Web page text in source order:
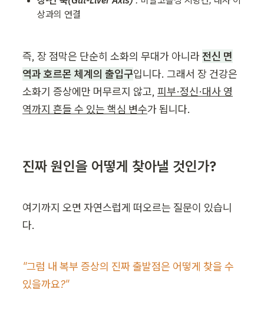
상과의 연결
즉, 장 점막은 단순히 소화의 무대가 아니라 전신 면
역과 호르몬 체계의 출입구입니다. 그래서 장 건강은
소화기 증상에만 머무르지 않고, 피부·정신·대사 영
역까지 흔들 수 있는 핵심 변수가 됩니다.
진짜 원인을 어떻게 찾아낼 것인가?
여기까지 오면 자연스럽게 떠오르는 질문이 있습니
다.
"그럼 내 복부 증상의 진짜 출발점은 어떻게 찾을 수
있을까요?"